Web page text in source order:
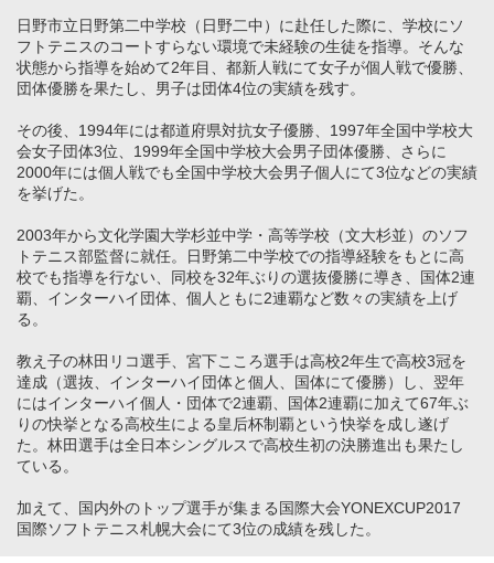
日野市立日野第二中学校（日野二中）に赴任した際に、学校にソ
フトテニスのコートすらない環境で未経験の生徒を指導。そんな
状態から指導を始めて2年目、都新人戦にて女子が個人戦で優勝、
団体優勝を果たし、男子は団体4位の実績を残す。
その後、1994年には都道府県対抗女子優勝、1997年全国中学校大
会女子団体3位、1999年全国中学校大会男子団体優勝、さらに
2000年には個人戦でも全国中学校大会男子個人にて3位などの実績
を挙げた。
2003年から文化学園大学杉並中学・高等学校（文大杉並）のソフ
トテニス部監督に就任。日野第二中学校での指導経験をもとに高
校でも指導を行ない、同校を32年ぶりの選抜優勝に導き、国体2連
覇、インターハイ団体、個人ともに2連覇など数々の実績を上げ
る。
教え子の林田リコ選手、宮下こころ選手は高校2年生で高校3冠を
達成（選抜、インターハイ団体と個人、国体にて優勝）し、翌年
にはインターハイ個人・団体で2連覇、国体2連覇に加えて67年ぶ
りの快挙となる高校生による皇后杯制覇という快挙を成し遂げ
た。林田選手は全日本シングルスで高校生初の決勝進出も果たし
ている。
加えて、国内外のトップ選手が集まる国際大会YONEXCUP2017
国際ソフトテニス札幌大会にて3位の成績を残した。